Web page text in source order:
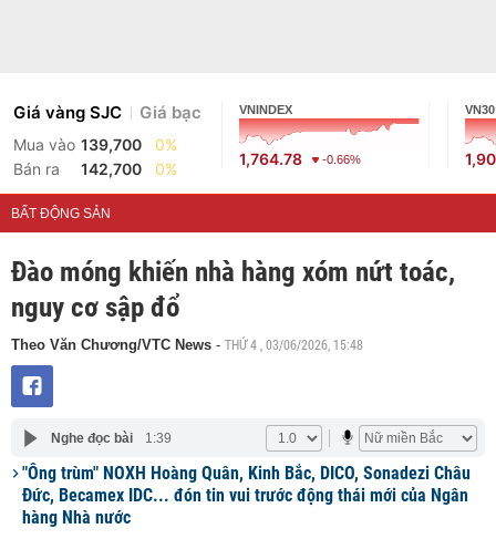
Giá vàng SJC Giá bạc
Mua vào 139,700
0%
Bán ra
142,700 0%
VNINDEX
1,764.78 -0.66%
VN30
BẤT ĐỘNG SẢN
Đào móng khiến nhà hàng xóm nứt toác,
nguy cơ sập đổ
Theo Văn Chương/VTC News - THỨ 4 , 03/06/2026, 15:48
Nghe đọc bài 1:39
"Ông trùm" NOXH Hoàng Quân, Kinh Bắc, DICO, Sonadezi Châu
Đức, Becamex IDC... đón tin vui trước động thái mới của Ngân
hàng Nhà nước